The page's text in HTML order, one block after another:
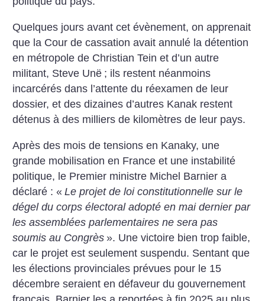
Quelques jours avant cet évènement, on apprenait
que la Cour de cassation avait annulé la détention
en métropole de Christian Tein et d’un autre
militant, Steve Unë ; ils restent néanmoins
incarcérés dans l’attente du réexamen de leur
dossier, et des dizaines d’autres Kanak restent
détenus à des milliers de kilomètres de leur pays.
Après des mois de tensions en Kanaky, une
grande mobilisation en France et une insta­bilité
politique, le Premier mi­nistre Michel Barnier a
déclaré : « Le projet de loi constitutionnelle sur le
dégel du corps électoral adopté en mai dernier par
les assemblées parlementaires ne sera pas
soumis au Congrès ». Une victoire bien trop faible,
car le projet est seulement suspendu. Sentant que
les élections provinciales prévues pour le 15
décembre seraient en défaveur du gouvernement